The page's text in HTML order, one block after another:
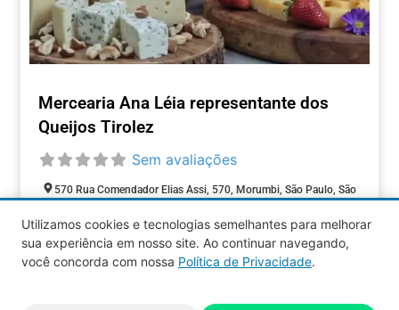
Mercearia Ana Léia representante dos
Queijos Tirolez
Sem avaliações
570 Rua Comendador Elias Assi, 570, Morumbi, São Paulo, São
COMÉRCIOS Aberto agora:
Utilizamos cookies e tecnologias semelhantes para melhorar
sua experiência em nosso site. Ao continuar navegando,
você concorda com nossa Política de Privacidade.